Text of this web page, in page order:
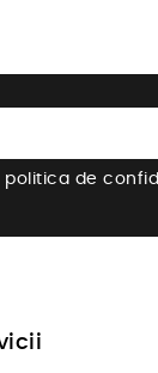
politica de